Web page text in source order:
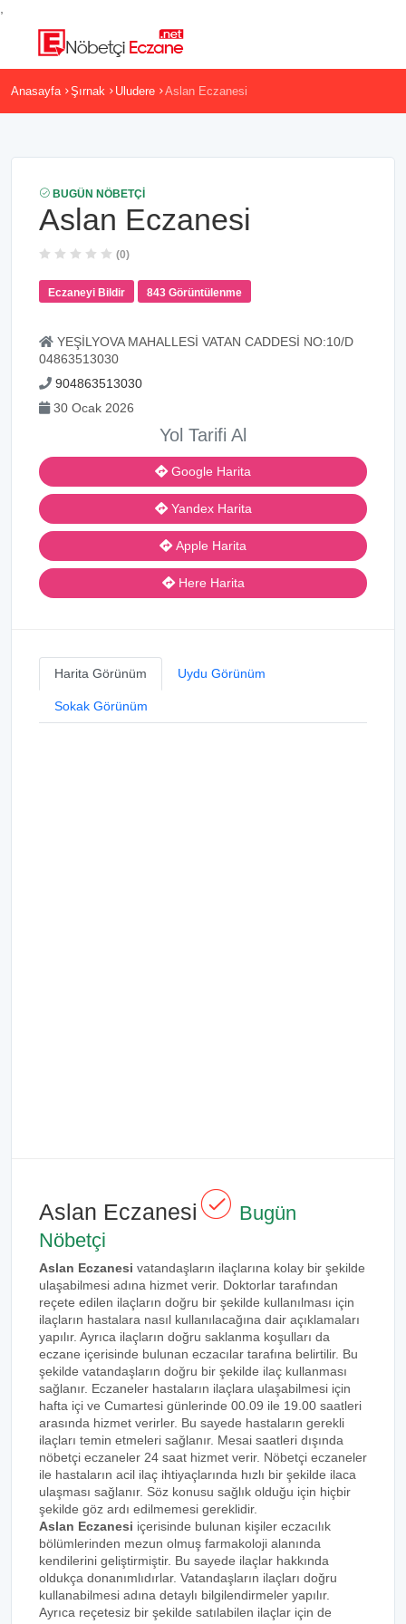
Anasayfa Şırnak Uludere Aslan Eczanesi
BUGÜN NÖBETÇI
Aslan Eczanesi
(0)
Eczaneyi Bildir 843 Görüntülenme
YEŞİLYOVA MAHALLESİ VATAN CADDESİ NO:10/D
04863513030
904863513030
30 Ocak 2026
Yol Tarifi Al
Google Harita
Yandex Harita
Apple Harita
Here Harita
Harita Görünüm Uydu Görünüm
Sokak Görünüm
Aslan Eczanesi
Bugün
Nöbetçi
Aslan Eczanesi vatandaşların ilaçlarına kolay bir şekilde
ulaşabilmesi adına hizmet verir. Doktorlar tarafından
reçete edilen ilaçların doğru bir şekilde kullanılması için
ilaçların hastalara nasıl kullanılacağına dair açıklamaları
yapılır. Ayrıca ilaçların doğru saklanma koşulları da
eczane içerisinde bulunan eczacılar tarafına belirtilir. Bu
şekilde vatandaşların doğru bir şekilde ilaç kullanması
sağlanır. Eczaneler hastaların ilaçlara ulaşabilmesi için
hafta içi ve Cumartesi günlerinde 00.09 ile 19.00 saatleri
arasında hizmet verirler. Bu sayede hastaların gerekli
ilaçları temin etmeleri sağlanır. Mesai saatleri dışında
nöbetçi eczaneler 24 saat hizmet verir. Nöbetçi eczaneler
ile hastaların acil ilaç ihtiyaçlarında hızlı bir şekilde ilaca
ulaşması sağlanır. Söz konusu sağlık olduğu için hiçbir
şekilde göz ardı edilmemesi gereklidir.
Aslan Eczanesi içerisinde bulunan kişiler eczacılık
bölümlerinden mezun olmuş farmakoloji alanında
kendilerini geliştirmiştir. Bu sayede ilaçlar hakkında
oldukça donanımlıdırlar. Vatandaşların ilaçları doğru
kullanabilmesi adına detaylı bilgilendirmeler yapılır.
Ayrıca reçetesiz bir şekilde satılabilen ilaçlar için de